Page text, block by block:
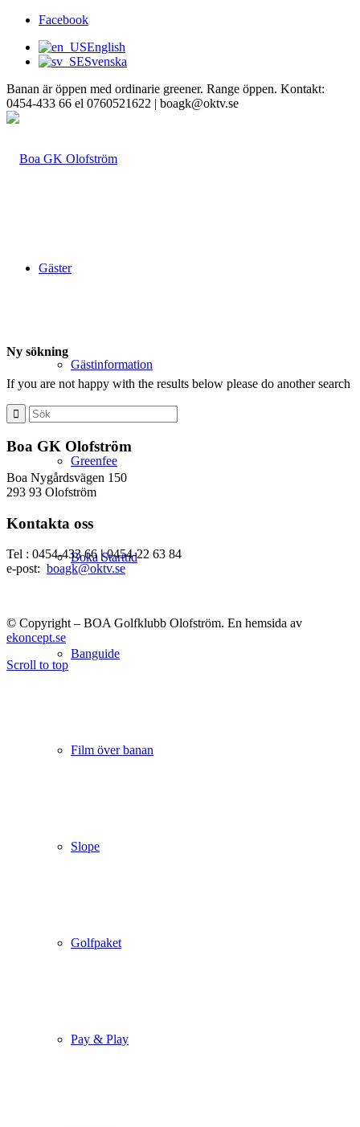
Facebook
English
Svenska
Banan är öppen med ordinarie greener. Range öppen. Kontakt:
0454-433 66 el 0760521622 | boagk@oktv.se
Gäster
Gästinformation
Greenfee
Boka Starttid
Banguide
Film över banan
Slope
Golfpaket
Pay & Play
Ny sökning
If you are not happy with the results below please do another search
Boa GK Olofström
Boa Nygårdsvägen 150
293 93 Olofström
Kontakta oss
Tel : 0454-433 66 |0454-22 63 84
e-post: boagk@oktv.se
© Copyright – BOA Golfklubb Olofström. En hemsida av
ekoncept.se
Scroll to top